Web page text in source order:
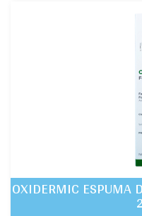
OXIDERMIC ESPUMA